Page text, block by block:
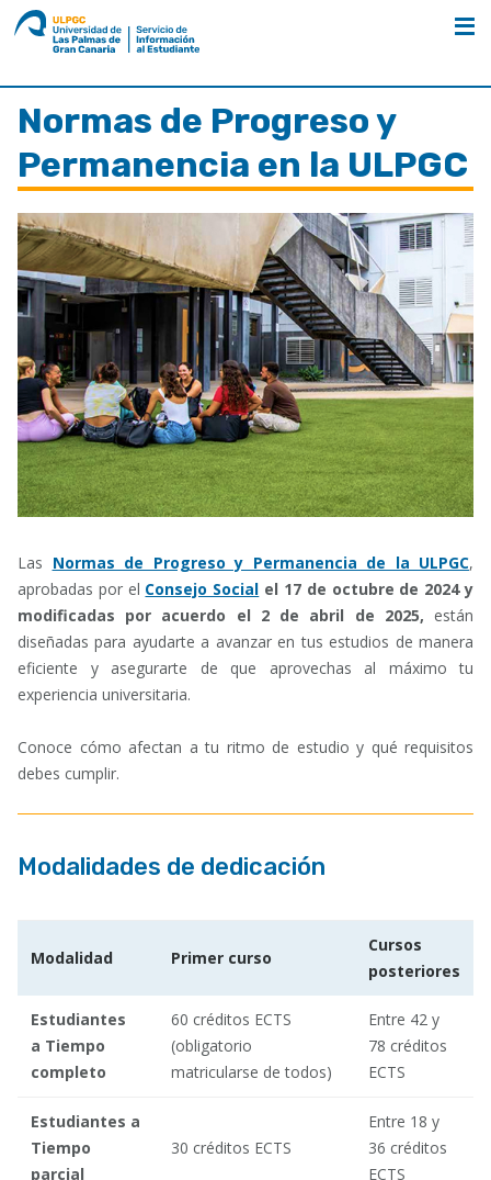
ULPGC
Nombre
unidad
Normas de Progreso y
Permanencia en la ULPGC
Las Normas de Progreso y Permanencia de la ULPGC,
aprobadas por el Consejo Social el 17 de octubre de 2024 y
modificadas por acuerdo el 2 de abril de 2025, están
diseñadas para ayudarte a avanzar en tus estudios de manera
eficiente y asegurarte de que aprovechas al máximo tu
experiencia universitaria.
Conoce cómo afectan a tu ritmo de estudio y qué requisitos
debes cumplir.
Modalidades de dedicación
Modalidad Primer curso
Cursos
posteriores
Estudiantes
a Tiempo
completo
60 créditos ECTS
(obligatorio
matricularse de todos)
Entre 42 y
78 créditos
ECTS
Estudiantes a
Tiempo
parcial
30 créditos ECTS
Entre 18 y
36 créditos
ECTS